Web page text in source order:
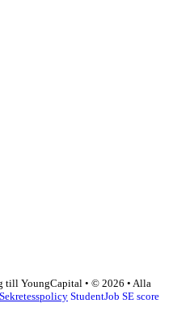
till YoungCapital • © 2026 • Alla
Sekretesspolicy StudentJob SE score